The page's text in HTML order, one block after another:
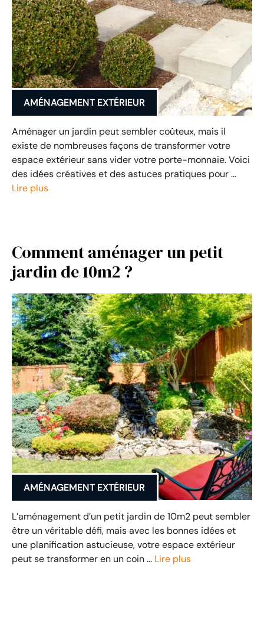
AMÉNAGEMENT EXTÉRIEUR
Aménager un jardin peut sembler coûteux, mais il
existe de nombreuses façons de transformer votre
espace extérieur sans vider votre porte-monnaie. Voici
des idées créatives et des astuces pratiques pour …
Lire plus
Comment aménager un petit
jardin de 10m2 ?
AMÉNAGEMENT EXTÉRIEUR
L’aménagement d’un petit jardin de 10m2 peut sembler
être un véritable défi, mais avec les bonnes idées et
une planification astucieuse, votre espace extérieur
peut se transformer en un coin … Lire plus